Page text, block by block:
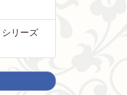
リーズ